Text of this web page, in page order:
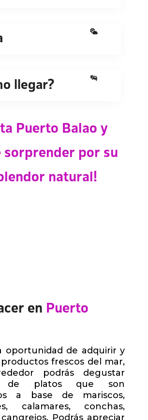
llegar?
Puerto Balao y
sorprender por su
natural!
en Puerto
oportunidad de adquirir y
frescos del mar,
podrás degustar
de platos que son
a base de mariscos,
calamares, conchas,
Podrás apreciar